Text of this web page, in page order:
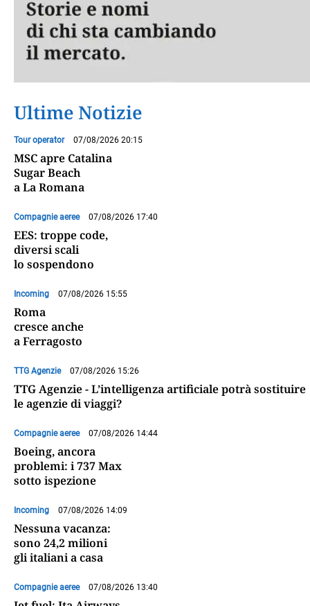
Ultime Notizie
Tour operator 07/08/2026 20:15
MSC apre Catalina
Sugar Beach
a La Romana
Compagnie aeree 07/08/2026 17:40
EES: troppe code,
diversi scali
lo sospendono
Incoming 07/08/2026 15:55
Roma
cresce anche
a Ferragosto
TTG Agenzie 07/08/2026 15:26
TTG Agenzie - L’intelligenza artificiale potrà sostituire
le agenzie di viaggi?
Compagnie aeree 07/08/2026 14:44
Boeing, ancora
problemi: i 737 Max
sotto ispezione
Incoming 07/08/2026 14:09
Nessuna vacanza:
sono 24,2 milioni
gli italiani a casa
Compagnie aeree 07/08/2026 13:40